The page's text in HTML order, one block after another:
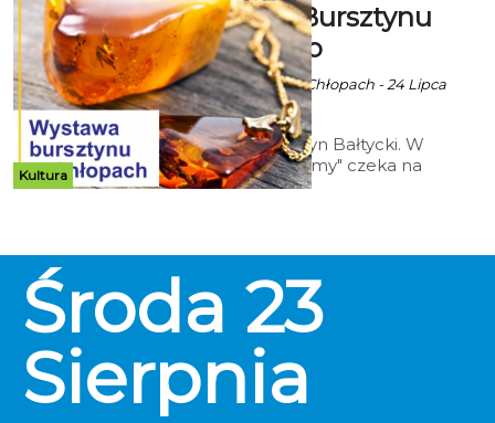
Kultura
Wystawa Bursztynu
Bałtyckiego
Ala za Skarbnica w Chłopach - 24 Lipca
2023 godz. 10:13
Wystawa "Bursztyn Bałtycki. W
poszukiwaniu formy" czeka na
was do 17 września w Skarbnica w
Środa 23
Sierpnia